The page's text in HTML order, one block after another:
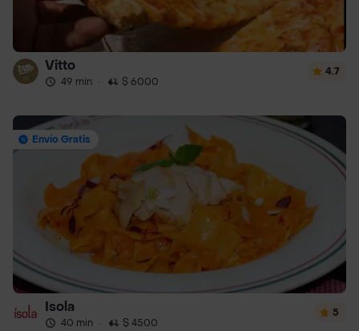
Vitto
49 min · $ 6000
4.7
Envío Gratis
Isola
40 min · $ 4500
5